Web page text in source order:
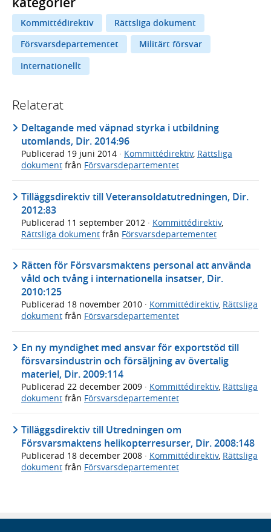
Kommittédirektiv
Rättsliga dokument
Försvarsdepartementet
Militärt försvar
Internationellt
Relaterat
Deltagande med väpnad styrka i utbildning
utomlands, Dir. 2014:96
Publicerad 19 juni 2014 · Kommittédirektiv, Rättsliga
dokument från Försvarsdepartementet
Tilläggsdirektiv till Veteransoldatutredningen, Dir.
2012:83
Publicerad 11 september 2012 · Kommittédirektiv,
Rättsliga dokument från Försvarsdepartementet
Rätten för Försvarsmaktens personal att använda
våld och tvång i internationella insatser, Dir.
2010:125
Publicerad 18 november 2010 · Kommittédirektiv, Rättsliga
dokument från Försvarsdepartementet
En ny myndighet med ansvar för exportstöd till
försvarsindustrin och försäljning av övertalig
materiel, Dir. 2009:114
Publicerad 22 december 2009 · Kommittédirektiv, Rättsliga
dokument från Försvarsdepartementet
Tilläggsdirektiv till Utredningen om
Försvarsmaktens helikopterresurser, Dir. 2008:148
Publicerad 18 december 2008 · Kommittédirektiv, Rättsliga
dokument från Försvarsdepartementet